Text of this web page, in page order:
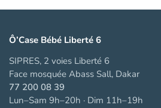
Ô’Case Bébé Liberté 6
SIPRES, 2 voies Liberté 6
Face mosquée Abass Sall, Dakar
77 200 08 39
Lun–Sam 9h–20h · Dim 11h–19h